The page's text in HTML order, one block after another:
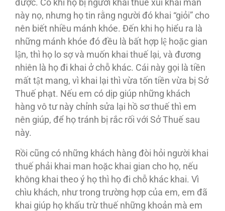
được. Có khi họ bị người khai thuế xúi khai man
này nọ, nhưng họ tin rằng người đó khai “giỏi” cho
nên biết nhiều mánh khóe. Đến khi họ hiểu ra là
những mánh khóe đó đều là bất hợp lệ hoặc gian
lận, thì họ lo sợ và muốn khai thuế lại, và đương
nhiên là họ đi khai ở chỗ khác. Cái này gọi là tiền
mất tật mang, vì khai lại thì vừa tốn tiền vừa bị Sở
Thuế phạt. Nếu em có dịp giúp những khách
hàng vô tư này chỉnh sửa lại hồ sơ thuế thì em
nên giúp, để họ tránh bị rắc rối với Sở Thuế sau
này.
Rồi cũng có những khách hàng đòi hỏi người khai
thuế phải khai man hoặc khai gian cho họ, nếu
không khai theo ý họ thì họ đi chỗ khác khai. Vì
chìu khách, như trong trường hợp của em, em đã
khai giúp họ khấu trừ thuế những khoản mà em